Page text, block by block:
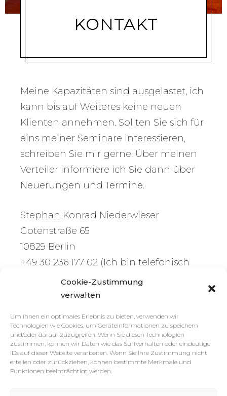
Cookie-Zustimmung
verwalten
Um Ihnen ein optimales Erlebnis zu bieten, verwenden wir
Technologien wie Cookies, um Geräteinformationen zu speichern
und/oder darauf zuzugreifen. Wenn Sie diesen Technologien
zustimmen, können wir Daten wie das Surfverhalten oder eindeutige
IDs auf dieser Website verarbeiten. Wenn Sie Ihre Zustimmung nicht
erteilen oder zurückziehen, können bestimmte Merkmale und
Funktionen beeinträchtigt werden.
KONTAKT
Meine Kapazitäten sind ausgelastet, ich
kann bis auf Weiteres keine neuen
Klienten annehmen. Sollten Sie sich für
eins meiner Seminare interessieren,
schreiben Sie mir gerne. Über meinen
Verteiler informiere ich Sie dann über
Neuerungen und Termine.
Stephan Konrad Niederwieser
Gotenstraße 65
10829 Berlin
+49 30 236 177 02 (Ich bin telefonisch
fast nie zu erreichen!)
Kontakt [ätt] Stephan-Niederwieser.de
EINZELBEGLEITUNG
ERLEBEN